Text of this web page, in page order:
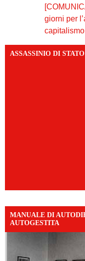
giorni per
ASSASSINIO DI
MANUALE DI
AUTOGESTITA